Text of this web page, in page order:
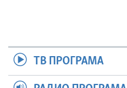
ТВ ПРОГРАМА